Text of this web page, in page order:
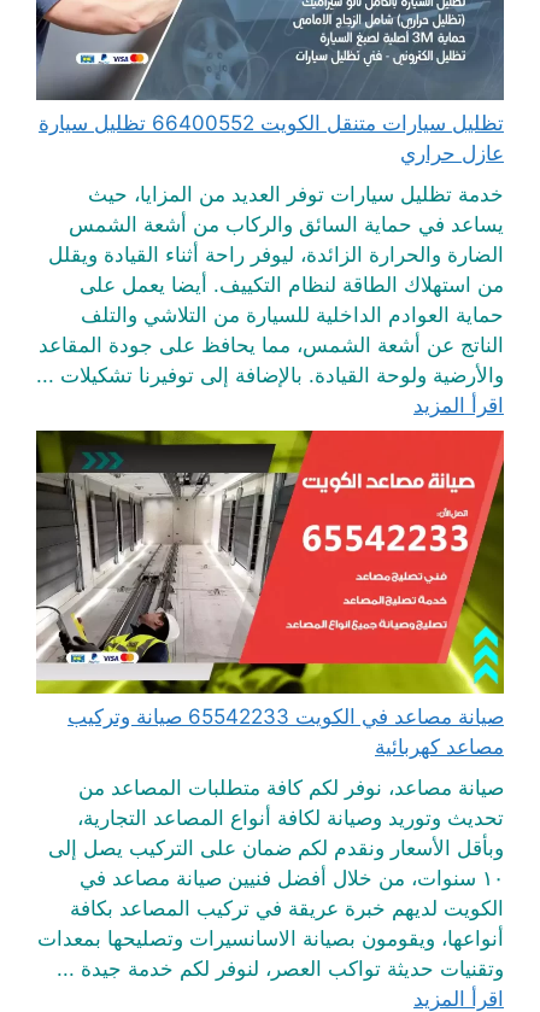
تظليل سيارات متنقل الكويت 66400552 تظليل سيارة
عازل حراري
خدمة تظليل سيارات توفر العديد من المزايا، حيث
يساعد في حماية السائق والركاب من أشعة الشمس
الضارة والحرارة الزائدة، ليوفر راحة أثناء القيادة ويقلل
من استهلاك الطاقة لنظام التكييف. أيضا يعمل على
حماية العوادم الداخلية للسيارة من التلاشي والتلف
الناتج عن أشعة الشمس، مما يحافظ على جودة المقاعد
والأرضية ولوحة القيادة. بالإضافة إلى توفيرنا تشكيلات ...
اقرأ المزيد
صيانة مصاعد في الكويت 65542233 صيانة وتركيب
مصاعد كهربائية
صيانة مصاعد، نوفر لكم كافة متطلبات المصاعد من
تحديث وتوريد وصيانة لكافة أنواع المصاعد التجارية،
وبأقل الأسعار ونقدم لكم ضمان على التركيب يصل إلى
١٠ سنوات، من خلال أفضل فنيين صيانة مصاعد في
الكويت لديهم خبرة عريقة في تركيب المصاعد بكافة
أنواعها، ويقومون بصيانة الاسانسيرات وتصليحها بمعدات
وتقنيات حديثة تواكب العصر، لنوفر لكم خدمة جيدة ...
اقرأ المزيد